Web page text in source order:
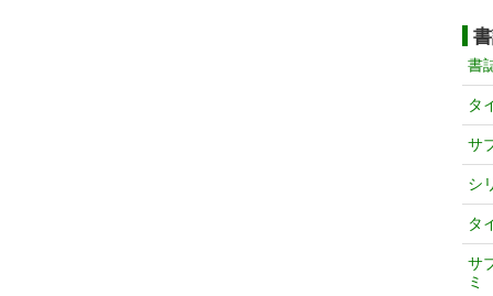
書
タ
サ
シ
タ
サ
ミ